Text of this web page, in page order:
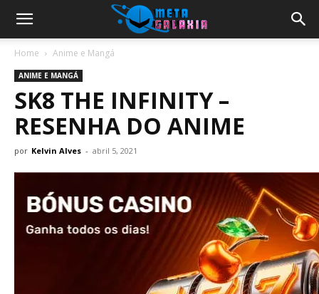
Home Anime e Mangá
ANIME E MANGÁ
SK8 THE INFINITY –
RESENHA DO ANIME
por Kelvin Alves - abril 5, 2021